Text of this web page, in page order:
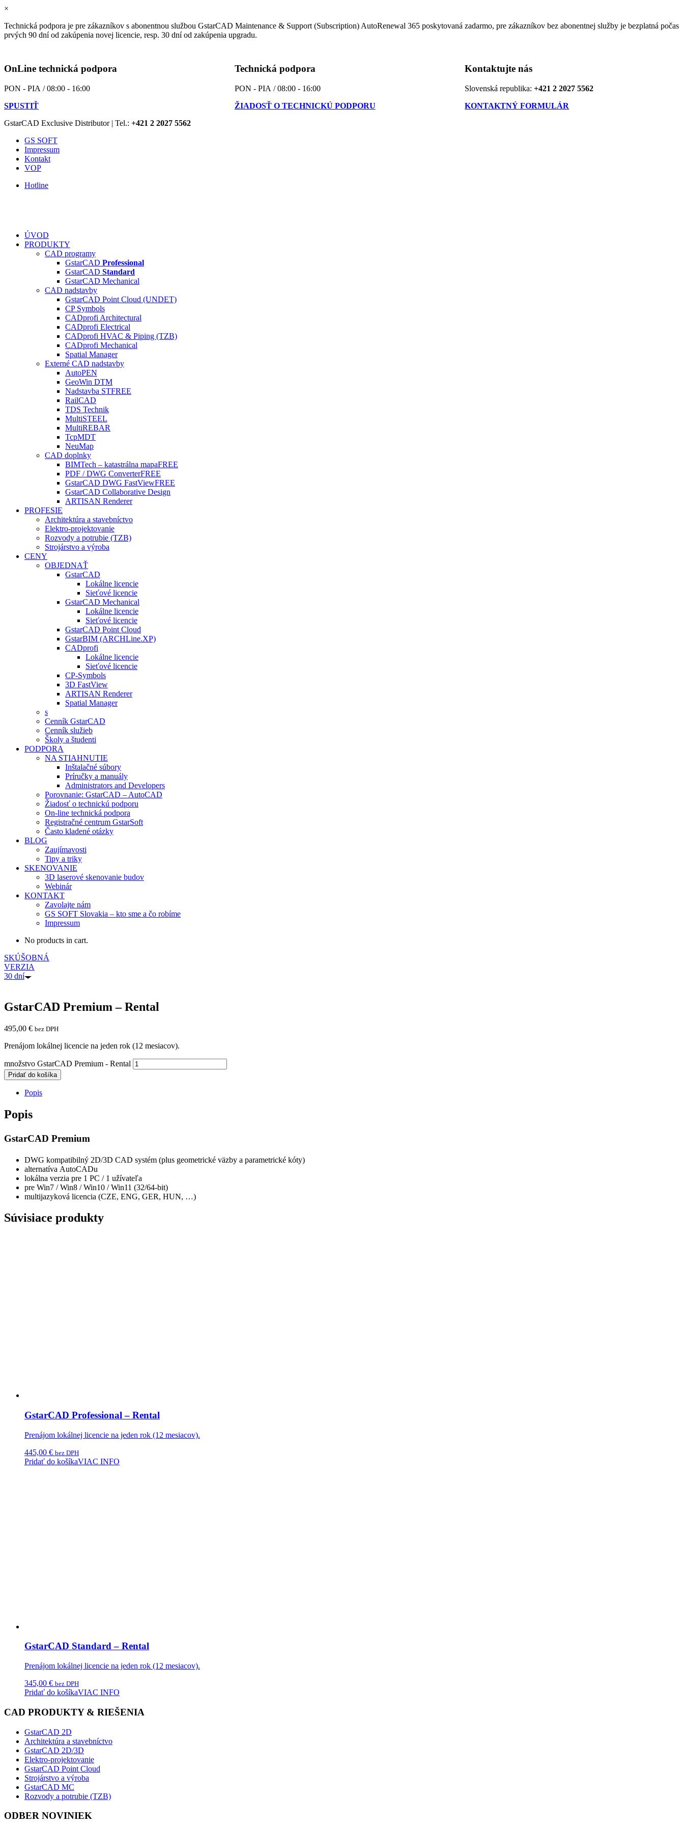
×
Technická podpora je pre zákazníkov s abonentnou službou GstarCAD Maintenance & Support (Subscription) AutoRenewal 365 poskytovaná zadarmo, pre zákazníkov bez abonentnej služby je bezplatná počas
prvých 90 dní od zakúpenia novej licencie, resp. 30 dní od zakúpenia upgradu.
OnLine technická podpora
PON - PIA / 08:00 - 16:00
SPUSTIŤ
Technická podpora
PON - PIA / 08:00 - 16:00
ŽIADOSŤ O TECHNICKÚ PODPORU
Kontaktujte nás
Slovenská republika:+421 2 2027 5562
KONTAKTNÝ FORMULÁR
GstarCAD Exclusive Distributor | Tel.: +421 2 2027 5562
GS SOFT
Impressum
Kontakt
VOP
Hotline
ÚVOD
PRODUKTY
CAD programy
GstarCAD Professional
GstarCAD Standard
GstarCAD Mechanical
CAD nadstavby
GstarCAD Point Cloud (UNDET)
CP Symbols
CADprofi Architectural
CADprofi Electrical
CADprofi HVAC & Piping (TZB)
CADprofi Mechanical
Spatial Manager
Externé CAD nadstavby
AutoPEN
GeoWin DTM
Nadstavba STFREE
RailCAD
TDS Technik
MultiSTEEL
MultiREBAR
TcpMDT
NeuMap
CAD doplnky
BIMTech – katastrálna mapaFREE
PDF / DWG ConverterFREE
GstarCAD DWG FastViewFREE
GstarCAD Collaborative Design
ARTISAN Renderer
PROFESIE
Architektúra a stavebníctvo
Elektro-projektovanie
Rozvody a potrubie (TZB)
Strojárstvo a výroba
CENY
OBJEDNAŤ
GstarCAD
Lokálne licencie
Sieťové licencie
GstarCAD Mechanical
Lokálne licencie
Sieťové licencie
GstarCAD Point Cloud
GstarBIM (ARCHLine.XP)
CADprofi
Lokálne licencie
Sieťové licencie
CP-Symbols
3D FastView
ARTISAN Renderer
Spatial Manager
s
Cenník GstarCAD
Cenník služieb
Školy a študenti
PODPORA
NA STIAHNUTIE
Inštalačné súbory
Príručky a manuály
Administrators and Developers
Porovnanie: GstarCAD – AutoCAD
Žiadosť o technickú podporu
On-line technická podpora
Registračné centrum GstarSoft
Často kladené otázky
BLOG
Zaujímavosti
Tipy a triky
SKENOVANIE
3D laserové skenovanie budov
Webinár
KONTAKT
Zavolajte nám
GS SOFT Slovakia – kto sme a čo robíme
Impressum
No products in cart.
SKÚŠOBNÁ
VERZIA
30 dní
GstarCAD Premium – Rental
495,00 € bez DPH
Prenájom lokálnej licencie na jeden rok (12 mesiacov).
množstvo GstarCAD Premium - Rental
Pridať do košíka
Popis
Popis
GstarCAD Premium
DWG kompatibilný 2D/3D CAD systém (plus geometrické väzby a parametrické kóty)
alternatíva AutoCADu
lokálna verzia pre 1 PC / 1 užívateľa
pre Win7 / Win8 / Win10 / Win11 (32/64-bit)
multijazyková licencia (CZE, ENG, GER, HUN, …)
Súvisiace produkty
GstarCAD Professional – Rental
Prenájom lokálnej licencie na jeden rok (12 mesiacov).
445,00 € bez DPH
Pridať do košíkaVIAC INFO
GstarCAD Standard – Rental
Prenájom lokálnej licencie na jeden rok (12 mesiacov).
345,00 € bez DPH
Pridať do košíkaVIAC INFO
CAD PRODUKTY & RIEŠENIA
GstarCAD 2D
Architektúra a stavebníctvo
GstarCAD 2D/3D
Elektro-projektovanie
GstarCAD Point Cloud
Strojárstvo a výroba
GstarCAD MC
Rozvody a potrubie (TZB)
ODBER NOVINIEK